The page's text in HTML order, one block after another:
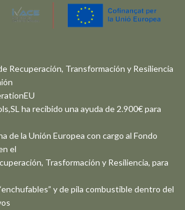
Recuperación, Transformación y Resiliencia
ha recibido una ayuda de 2.900€ para
de la Unión Europea con cargo al Fondo
el
Trasformación y Resiliencia, para
y de pila combustible dentro del